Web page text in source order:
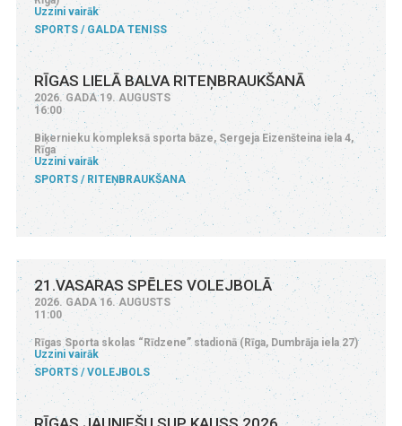
Uzzini vairāk
SPORTS
GALDA TENISS
RĪGAS LIELĀ BALVA RITEŅBRAUKŠANĀ
2026. GADA 19. AUGUSTS
16:00
Biķernieku kompleksā sporta bāze, Sergeja Eizenšteina iela 4,
Rīga
Uzzini vairāk
SPORTS
RITEŅBRAUKŠANA
21.VASARAS SPĒLES VOLEJBOLĀ
2026. GADA 16. AUGUSTS
11:00
Rīgas Sporta skolas “Rīdzene” stadionā (Rīga, Dumbrāja iela 27)
Uzzini vairāk
SPORTS
VOLEJBOLS